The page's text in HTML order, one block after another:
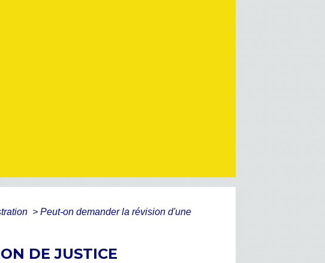
> Peut-on demander la révision d'une
DE JUSTICE